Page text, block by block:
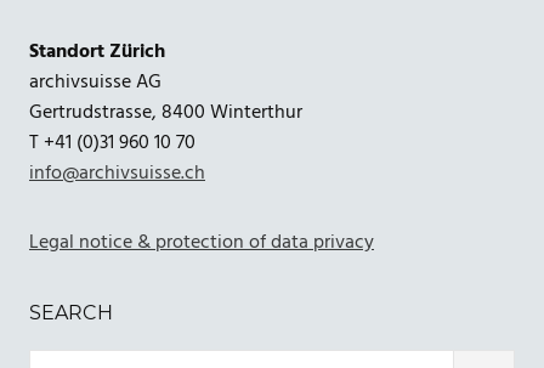
Standort Zürich
archivsuisse AG
Gertrudstrasse, 8400 Winterthur
T +41 (0)31 960 10 70
info@archivsuisse.ch
Legal notice & protection of data privacy
SEARCH